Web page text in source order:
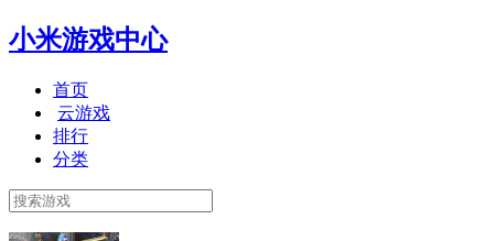
小米游戏中心
首页
云游戏
排行
分类